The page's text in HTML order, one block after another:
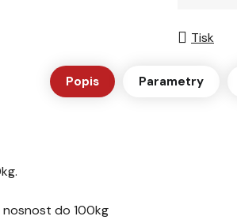
Tisk
Popis Parametry
do 100kg